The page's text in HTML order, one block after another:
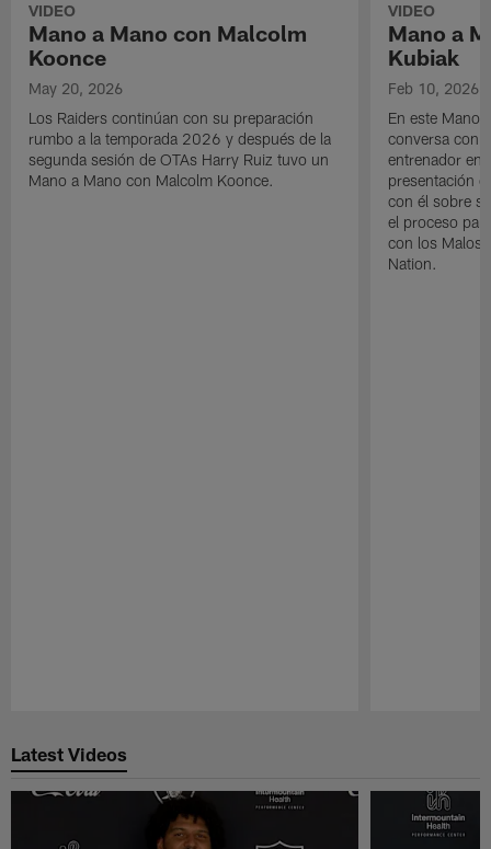
VIDEO
Mano a Mano con Malcolm
Koonce
May 20, 2026
Los Raiders continúan con su preparación
rumbo a la temporada 2026 y después de la
segunda sesión de OTAs Harry Ruiz tuvo un
Mano a Mano con Malcolm Koonce.
VIDEO
Mano a
Kubiak
Feb 10, 2026
En este Mano
conversa con
entrenador en
presentación
con él sobre
el proceso
con los
Nation.
Latest Videos